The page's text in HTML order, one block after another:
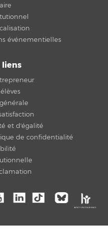
événementielles
et d'égalité
de confidentialité